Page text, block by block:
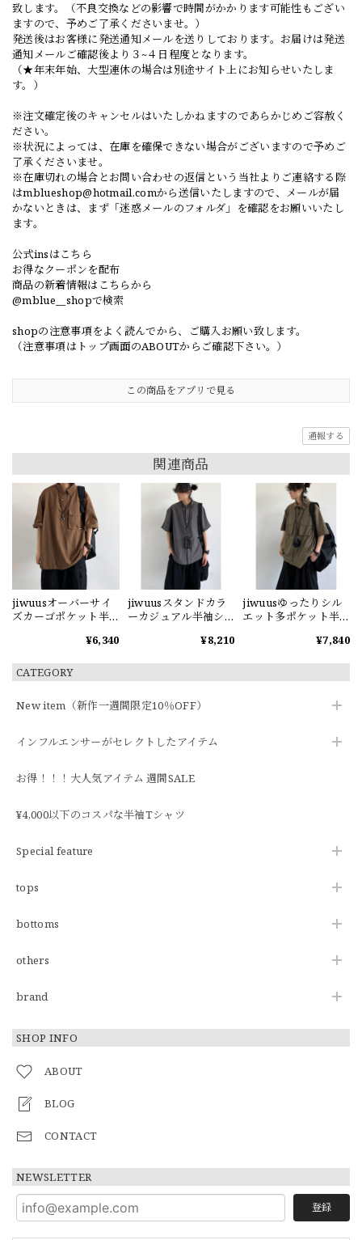
CATEGORY
New item（新作一週間限定10％OFF）
インフルエンサーがセレクトしたアイテム
お得！！！大人気アイテム 週間SALE
¥4,000以下のコスパな半袖Tシャツ
Special feature
tops
bottoms
others
brand
SHOP INFO
ABOUT
BLOG
CONTACT
NEWSLETTER
登録
致します。（不良交換などの影響で時間がかかります可能性もござい
ますので、予めご了承くださいませ。）
発送後はお客様に発送通知メールを送りしております。お届けは発送
通知メールご確認後より３~４日程度となります。
（★年末年始、大型連休の場合は別途サイト上にお知らせいたしま
す。）
※注文確定後のキャンセルはいたしかねますのであらかじめご容赦く
ださい。
※状況によっては、在庫を確保できない場合がございますので予めご
了承くださいませ。
※在庫切れの場合とお問い合わせの返信という当社よりご連絡する際
はmblueshop@hotmail.comから送信いたしますので、メールが届
かないときは、まず「迷惑メールのフォルダ」を確認をお願いいたし
ます。
公式insはこちら
お得なクーポンを配布
商品の新着情報はこちらから
@mblue__shopで検索
shopの注意事項をよく読んでから、ご購入お願い致します。
（注意事項はトップ画面のABOUTからご確認下さい。）
この商品をアプリで見る
通報する
関連商品
jiwuusオーバーサイ
ズカーゴポケット半
¥6,340
jiwuusスタンドカラ
ーカジュアル半袖シ
¥8,210
jiwuusゆったりシル
エット多ポケット半
¥7,840